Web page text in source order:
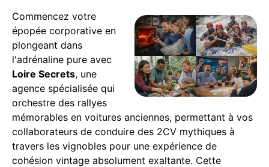
Commencez votre
épopée corporative en
plongeant dans
l'adrénaline pure avec
Loire Secrets, une
agence spécialisée qui
orchestre des rallyes
mémorables en voitures anciennes, permettant à vos
collaborateurs de conduire des 2CV mythiques à
travers les vignobles pour une expérience de
cohésion vintage absolument exaltante. Cette